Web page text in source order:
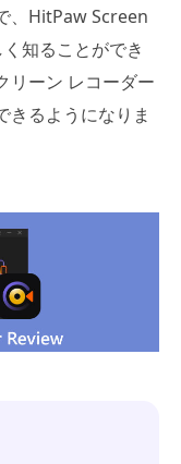
、HitPaw Screen
知ることができ
リーン レコーダー
きるようになりま